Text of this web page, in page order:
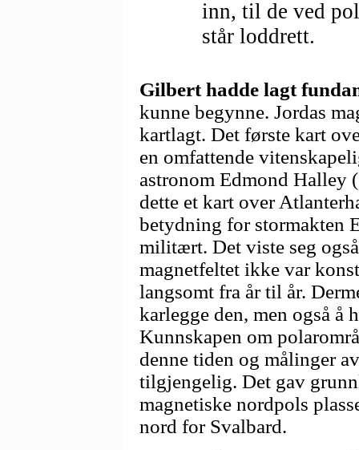
inn, til de ved
står loddrett.
Gilbert hadde lagt
kunne begynne. Jordas
kartlagt. Det første kart
en omfattende
astronom Edmond
dette et kart over
betydning for stormakten
militært. Det viste seg
magnetfeltet ikke var
langsomt fra år til år.
karlegge den, men også å
Kunnskapen om
denne tiden og målinger
tilgjengelig. Det gav
magnetiske nordpols
nord for Svalbard.